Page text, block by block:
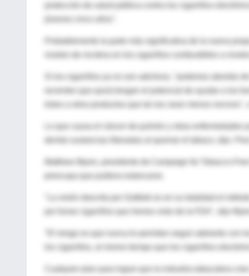
protección de salud pública contra los cigarrillos
Probablemente la parte más significativa de la nueva
niveles de nicotina en los cigarrillos combustibles a
Si los cigarrillos ya no son adictivos, "podemos abordar
recientes que quizá tengan el potencial de ayudar a los
Lo que causa el cáncer de pulmón y otras
Matthew Myers, presidente de Campaign for Tobacco-
preocupa que pudiera estancarse.
"La visión descrita por Gottlieb es en su totalidad el
por fumar cigarrillos que hemos visto de la FDA", dijo
"El riesgo es que nunca le permitan seguir adelante con
los cigarrillos, al mismo tiempo que los cigarrillos
Cualquier plan para lograr que la industria tabacalera